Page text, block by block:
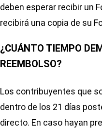
deben esperar recibir un
recibirá una copia de su
¿CUÁNTO TIEMPO
REEMBOLSO?
Los contribuyentes que
dentro de los 21 días
directo. En caso hayan